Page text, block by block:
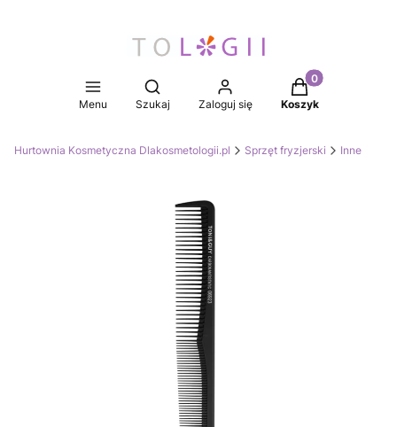
Menu
Otwórz wyszukiwarkę
Szukaj Zaloguj się
Produkty w
Koszyk
Hurtownia Kosmetyczna Dlakosmetologii.pl Sprzęt fryzjerski Inne